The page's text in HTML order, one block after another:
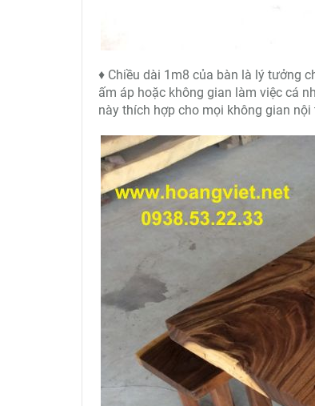
♦ Chiều dài 1m8 của bàn là lý tưởng
ấm áp hoặc không gian làm việc cá
này thích hợp cho mọi không gian nội